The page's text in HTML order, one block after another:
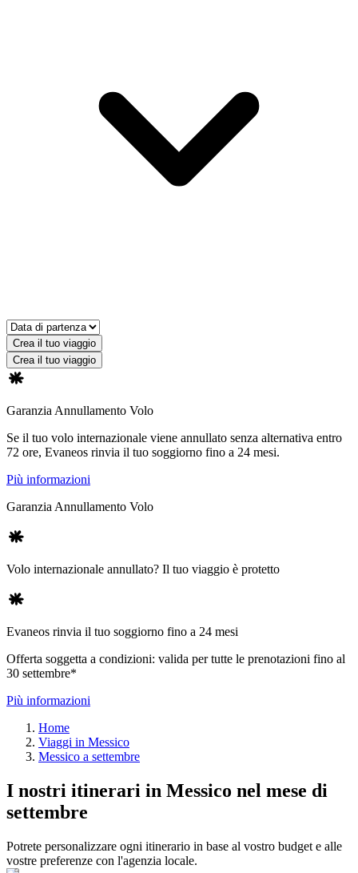
Crea il tuo viaggio
Crea il tuo viaggio
Garanzia Annullamento Volo
Se il tuo volo internazionale viene annullato senza alternativa entro
72 ore, Evaneos rinvia il tuo soggiorno fino a 24 mesi.
Più informazioni
Garanzia Annullamento Volo
Volo internazionale annullato? Il tuo viaggio è protetto
Evaneos rinvia il tuo soggiorno fino a 24 mesi
Offerta soggetta a condizioni: valida per tutte le prenotazioni fino al
30 settembre*
Più informazioni
Home
Viaggi in Messico
Messico a settembre
I nostri itinerari in Messico nel mese di
settembre
Potrete personalizzare ogni itinerario in base al vostro budget e alle
vostre preferenze con l'agenzia locale.